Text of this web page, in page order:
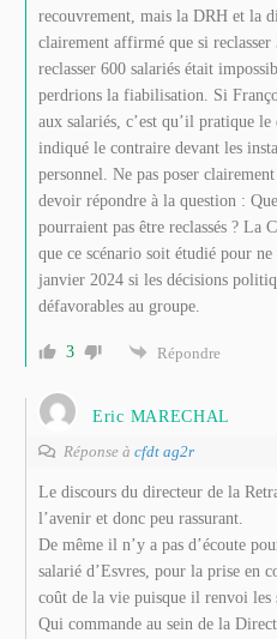
recouvrement, mais la DRH et la
clairement affirmé que si reclasser
reclasser 600 salariés était
perdrions la fiabilisation. Si
aux salariés, c’est qu’il pratique
indiqué le contraire devant les
personnel. Ne pas poser
devoir répondre à la question :
pourraient pas être reclassés ? La
que ce scénario soit étudié pour
janvier 2024 si les décisions
défavorables au groupe.
3 Répondre
Eric MARECHAL
Réponse à cfdt ag2r
Le discours du directeur de la
l’avenir et donc peu rassurant.
De même il n’y a pas d’écoute
salarié d’Esvres, pour la prise en
coût de la vie puisque il renvoi les
Qui commande au sein de la